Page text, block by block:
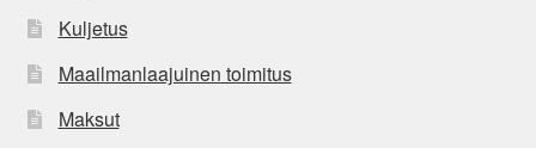
Kuljetus
Maailmanlaajuinen toimitus
Maksut